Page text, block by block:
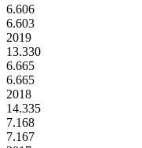
6.606
6.603
2019
13.330
6.665
6.665
2018
14.335
7.168
7.167